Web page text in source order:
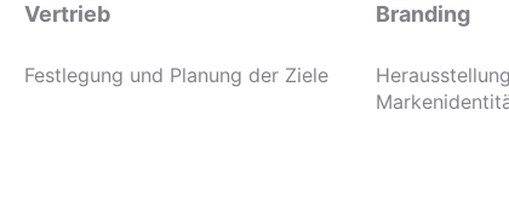
Vertrieb
Festlegung und Planung der Ziele
Branding